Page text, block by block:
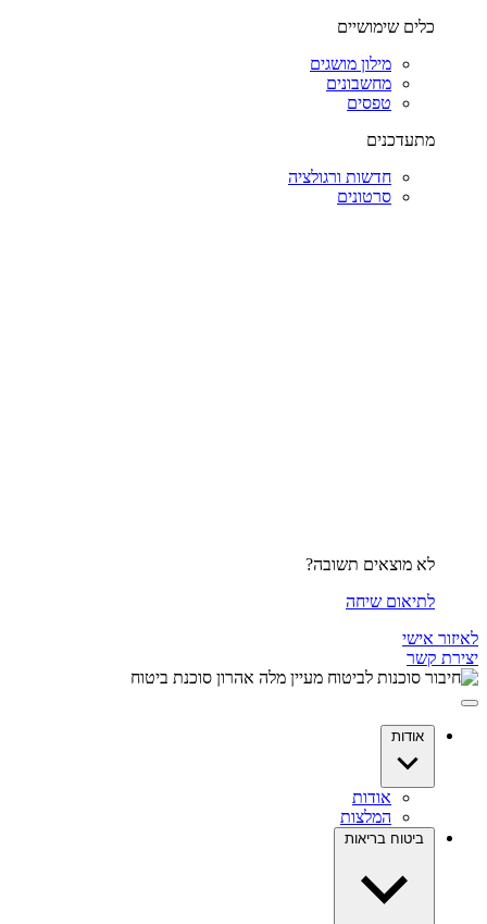
כלים שימושיים
מילון מושגים
מחשבונים
טפסים
מתעדכנים
חדשות ורגולציה
סרטונים
לא מוצאים תשובה?
לתיאום שיחה
לאיזור אישי
יצירת קשר
אודות
אודות
המלצות
ביטוח בריאות